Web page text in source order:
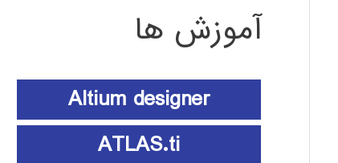
آموزش ها
Altium designer
ATLAS.ti